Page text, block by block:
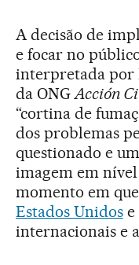
A decisão de
e focar no
interpretada por
da ONGAcción
“cortina de
dos problemas
questionado e
imagem em
momento em que
Estados Unidose
internacionais e